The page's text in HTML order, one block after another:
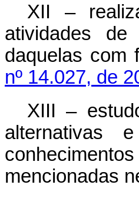
XII –
atividades
daquelas com
nº 14.027, de
XIII –
alternativas
mencionadas